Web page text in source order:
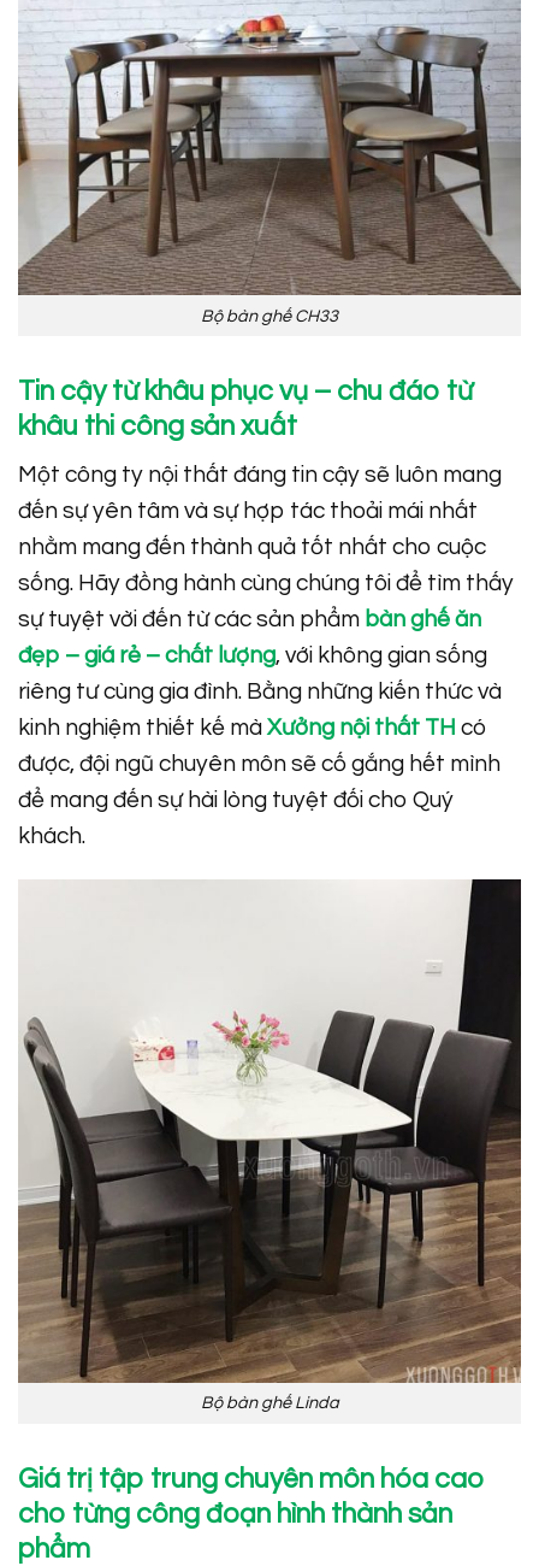
Bộ bàn ghế CH33
Tin cậy từ khâu phục vụ – chu đáo từ
khâu thi công sản xuất
Một công ty nội thất đáng tin cậy sẽ luôn mang
đến sự yên tâm và sự hợp tác thoải mái nhất
nhằm mang đến thành quả tốt nhất cho cuộc
sống. Hãy đồng hành cùng chúng tôi để tìm thấy
sự tuyệt vời đến từ các sản phẩm bàn ghế ăn
đẹp – giá rẻ – chất lượng, với không gian sống
riêng tư cùng gia đình. Bằng những kiến thức và
kinh nghiệm thiết kế mà Xưởng nội thất TH có
được, đội ngũ chuyên môn sẽ cố gắng hết mình
để mang đến sự hài lòng tuyệt đối cho Quý
khách.
Bộ bàn ghế Linda
Giá trị tập trung chuyên môn hóa cao
cho từng công đoạn hình thành sản
phẩm